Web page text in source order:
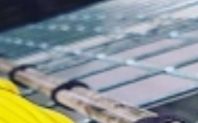
لگراند 51781